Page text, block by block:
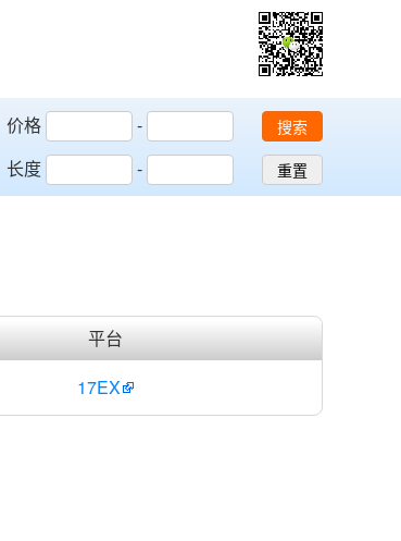
价格
-
长度
-
搜索
重置
平台
17EX